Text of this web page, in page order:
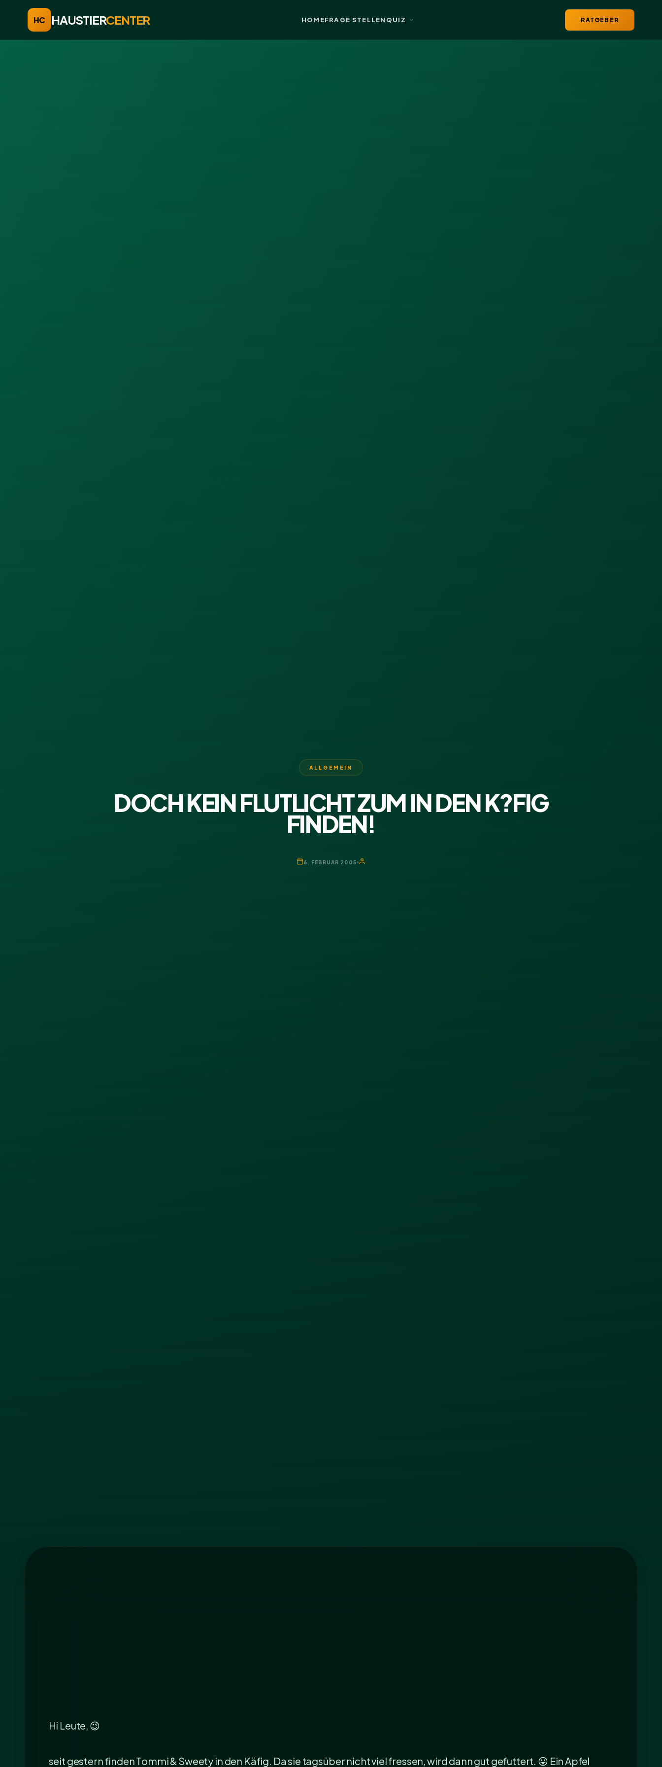
HC HAUSTIERCENTER HOMEFRAGE STELLEN QUIZ RATGEBER
ALLGEMEIN
DOCH KEIN FLUTLICHT ZUM IN DEN K?FIG
FINDEN!
6. FEBRUAR 2005
Hi Leute, 😉
seit gestern finden Tommi & Sweety in den Käfig. Da sie tagsüber nicht viel fressen, wird dann gut gefuttert. 😛 Ein Apfel